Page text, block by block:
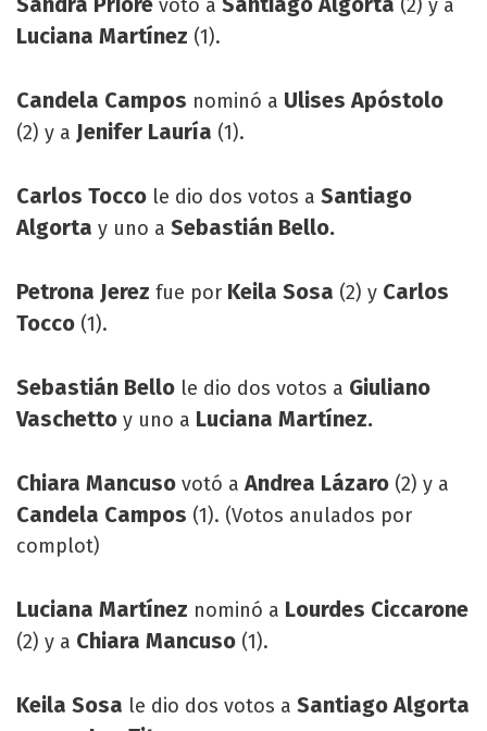
votó a (2) y a
Luciana Martínez (1).
Candela Campos nominó a Ulises Apóstolo
(2) y a Jenifer Lauría (1).
Carlos Tocco le dio dos votos a Santiago
Algorta y uno a Sebastián Bello.
Petrona Jerez fue por Keila Sosa (2) y Carlos
Tocco (1).
Sebastián Bello le dio dos votos a Giuliano
Vaschetto y uno a Luciana Martínez.
Chiara Mancuso votó aAndrea Lázaro (2) y a
Candela Campos (1). (Votos anulados por
complot)
Luciana Martínez nominó a Lourdes Ciccarone
(2) y a Chiara Mancuso (1).
Keila Sosa le dio dos votos a Santiago Algorta